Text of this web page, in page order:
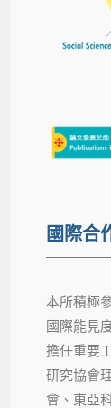
國際合
本所積極
國際能見
擔任重要
研究協會
會、東亞